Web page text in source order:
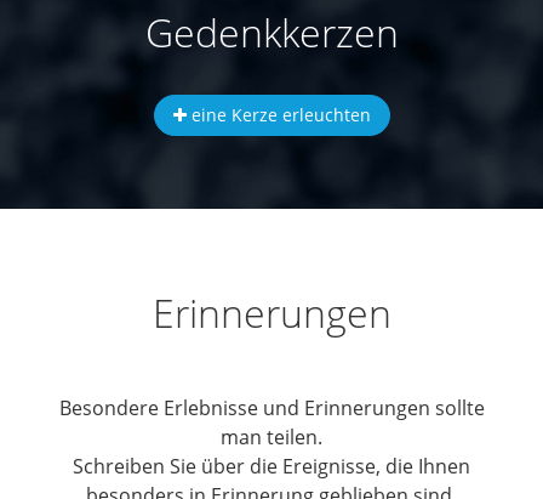
Gedenkkerzen
eine Kerze erleuchten
Erinnerungen
Besondere Erlebnisse und Erinnerungen sollte
man teilen.
Schreiben Sie über die Ereignisse, die Ihnen